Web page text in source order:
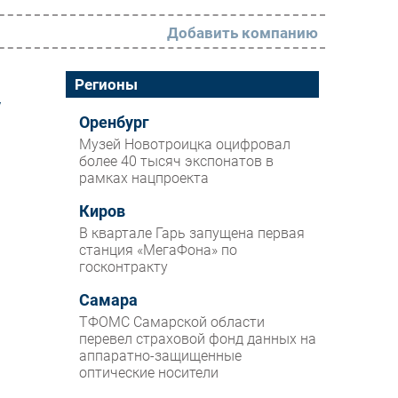
РАЗДЕЛЫ
Новости
Аналитика
Интервью
Мероприятия
Проекты
IT класс
Тестовый стенд
Каталог компаний
Добавить компанию
Регионы
Оренбург
Музей Новотроицка оцифровал
более 40 тысяч экспонатов в
рамках нацпроекта
Киров
В квартале Гарь запущена первая
станция «МегаФона» по
госконтракту
Самара
ТФОМС Самарской области
перевел страховой фонд данных на
аппаратно-защищенные
оптические носители